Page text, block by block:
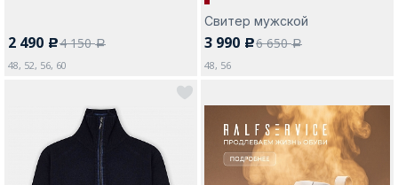
2 490 c4 150a
48, 52, 56, 60
Свитер мужской
3 990 c6 650a
48, 56